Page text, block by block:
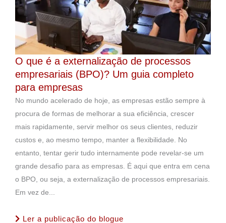
O que é a externalização de processos
empresariais (BPO)? Um guia completo
para empresas
No mundo acelerado de hoje, as empresas estão sempre à
procura de formas de melhorar a sua eficiência, crescer
mais rapidamente, servir melhor os seus clientes, reduzir
custos e, ao mesmo tempo, manter a flexibilidade. No
entanto, tentar gerir tudo internamente pode revelar-se um
grande desafio para as empresas. É aqui que entra em cena
o BPO, ou seja, a externalização de processos empresariais.
Em vez de...
Ler a publicação do blogue